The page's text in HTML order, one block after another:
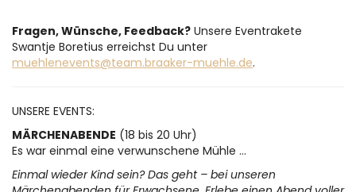
Fragen, Wünsche, Feedback? Unsere Eventrakete
Swantje Boretius erreichst Du unter
muehlenevents@team.braaker-muehle.de.
UNSERE EVENTS:
MÄRCHENABENDE (18 bis 20 Uhr)
Es war einmal eine verwunschene Mühle …
Einmal wieder Kind sein? Das geht – bei unseren